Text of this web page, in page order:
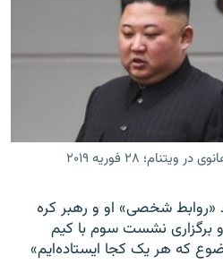
۲۸ فوریه ۲۰۱۹
«روابط شخصی» او و رهبر کره
برگزاری نشست سوم با کیم
که هر یک کجا ایستاده‌ایم»